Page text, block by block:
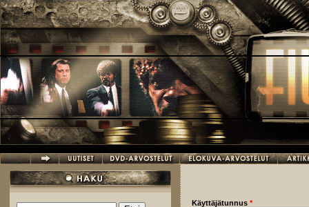
Hyppää pääsisältöön
Käyttäjätunnus *